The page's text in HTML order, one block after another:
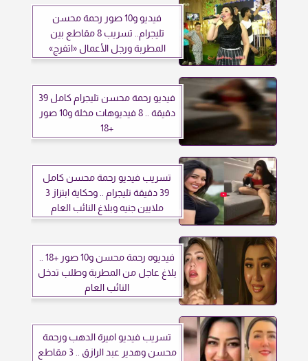
فيديو و10 صور رحمة محسن
تليجرام.. تسريب 8 مقاطع بين
المطربة ورجل الأعمال «اتفرج»
فيديو رحمة محسن تليجرام كامل 39
دقيقة .. 8 فيديوهات مخلة و10 صور
+18
تسريب فيديو رحمة محسن كامل
39 دقيقة تليجرام .. وحكاية ابتزاز 3
ملايين جنيه وبلاغ النائب العام
فيديوه رحمة محسن و10 صور +18 ..
بلاغ عاجل من المطربة وطلب تدخل
النائب العام
تسريب فيديو اميرة الدهب ورحمة
محسن وهدير عبد الرازق .. 3 مقاطع